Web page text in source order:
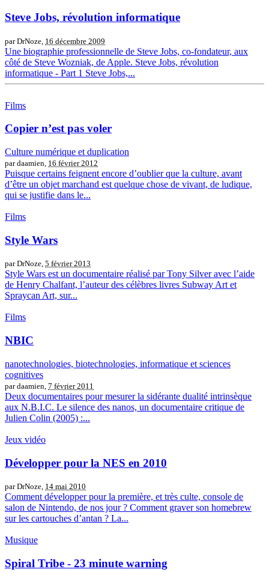
Steve Jobs, révolution informatique
par DrNoze, 16 décembre 2009
Une biographie professionnelle de Steve Jobs, co-fondateur, aux
côté de Steve Wozniak, de Apple. Steve Jobs, révolution
informatique - Part 1 Steve Jobs,...
Films
Copier n’est pas voler
Culture numérique et duplication
par daamien, 16 février 2012
Puisque certains feignent encore d’oublier que la culture, avant
d’être un objet marchand est quelque chose de vivant, de ludique,
qui se justifie dans le...
Films
Style Wars
par DrNoze, 5 février 2013
Style Wars est un documentaire réalisé par Tony Silver avec l’aide
de Henry Chalfant, l’auteur des célèbres livres Subway Art et
Spraycan Art, sur...
Films
NBIC
nanotechnologies, biotechnologies, informatique et sciences
cognitives
par daamien, 7 février 2011
Deux documentaires pour mesurer la sidérante dualité intrinsèque
aux N.B.I.C. Le silence des nanos, un documentaire critique de
Julien Colin (2005) :...
Jeux vidéo
Développer pour la NES en 2010
par DrNoze, 14 mai 2010
Comment développer pour la première, et très culte, console de
salon de Nintendo, de nos jour ? Comment graver son homebrew
sur les cartouches d’antan ? La...
Musique
Spiral Tribe - 23 minute warning